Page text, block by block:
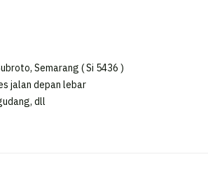
Semarang ( Si 5436 )
jalan depan lebar
dll